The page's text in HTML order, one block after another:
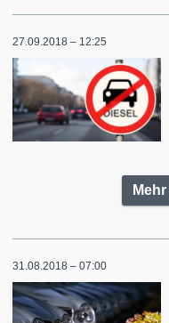
27.09.2018 – 12:25
31.08.2018 – 07:00